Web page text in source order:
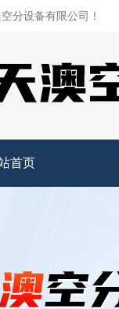
分设备有限公司！
首页